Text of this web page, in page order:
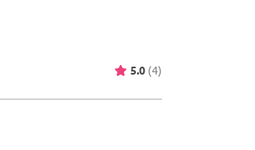
5.0 (4)